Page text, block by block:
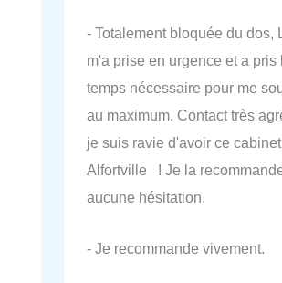
- Totalement bloquée du dos,
m'a prise en urgence et a pris
temps nécessaire pour me
au maximum. Contact très
je suis ravie d'avoir ce
Alfortville ! Je la
aucune hésitation.
- Je recommande vivement.